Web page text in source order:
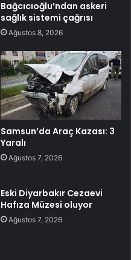
Bağcıcıoğlu’ndan askeri
sağlık sistemi çağrısı
Ağustos 8, 2026
Samsun’da Araç Kazası: 3
Yaralı
Ağustos 7, 2026
Eski Diyarbakır Cezaevi
Hafıza Müzesi oluyor
Ağustos 7, 2026